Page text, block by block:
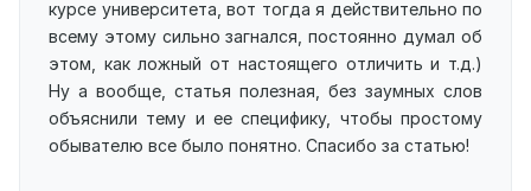
курсе университета, вот тогда я действительно по
всему этому сильно загнался, постоянно думал об
этом, как ложный от настоящего отличить и т.д.)
Ну а вообще, статья полезная, без заумных слов
объяснили тему и ее специфику, чтобы простому
обывателю все было понятно. Спасибо за статью!